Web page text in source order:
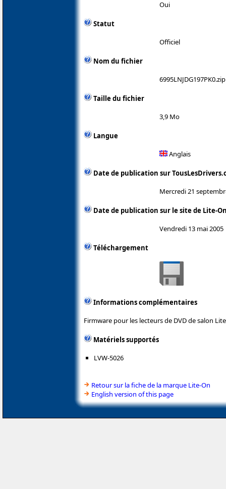
Oui
Statut
Officiel
Nom du fichier
6995LNJDG197PK0.zip
Taille du fichier
3,9 Mo
Langue
Anglais
Date de publication sur
Mercredi 21
Date de publication sur le site de Lite-
Vendredi 13 mai 2005
Téléchargement
Informations complémentaires
Firmware pour les lecteurs de DVD de salon
Matériels supportés
LVW-5026
Retour sur la fiche de la marque Lite-On
English version of this page